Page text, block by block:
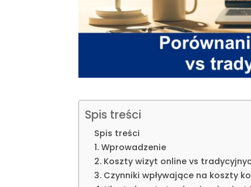
Spis treści
Spis treści
1. Wprowadzenie
2. Koszty wizyt online vs
3. Czynniki wpływające na koszty